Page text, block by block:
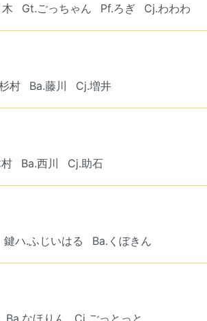
Gt.ごっちゃん Pf.ろぎ Cj.わわわ
村 Ba.藤川 Cj.増井
Ba.西川 Cj.助石
鍵ハ.ふじいはる Ba.くぼきん